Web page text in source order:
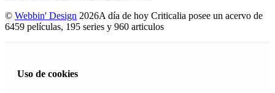
© Webbin' Design 2026A día de hoy Criticalia posee un acervo de
6459 películas, 195 series y 960 articulos
Uso de cookies